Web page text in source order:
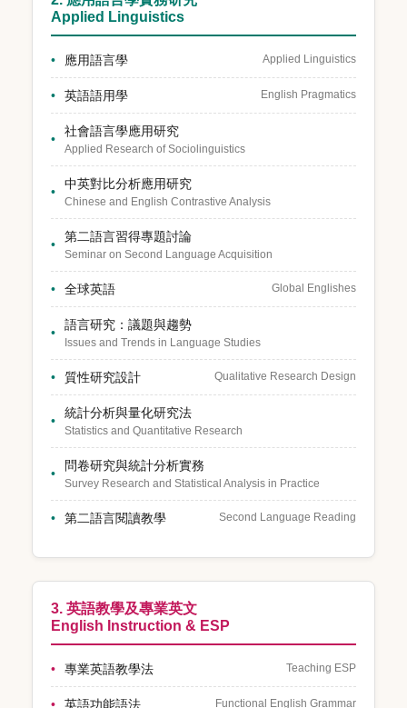
Applied Linguistics
應用語言學 Applied Linguistics
英語語用學 English Pragmatics
社會語言學應用研究
Applied Research of Sociolinguistics
中英對比分析應用研究
Chinese and English Contrastive Analysis
第二語言習得專題討論
Seminar on Second Language Acquisition
全球英語 Global Englishes
語言研究：議題與趨勢
Issues and Trends in Language Studies
質性研究設計 Qualitative Research Design
統計分析與量化研究法
Statistics and Quantitative Research
問卷研究與統計分析實務
Survey Research and Statistical Analysis in Practice
第二語言閱讀教學 Second Language Reading
3. 英語教學及專業英文
English Instruction & ESP
專業英語教學法 Teaching ESP
英語功能語法 Functional English Grammar